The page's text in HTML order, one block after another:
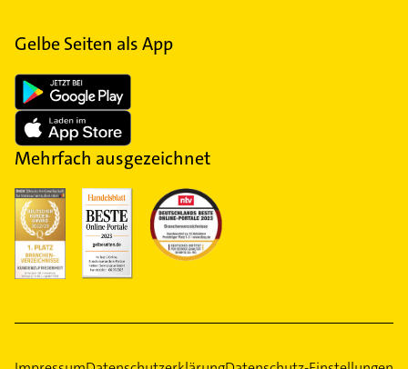
Gelbe Seiten als App
Mehrfach ausgezeichnet